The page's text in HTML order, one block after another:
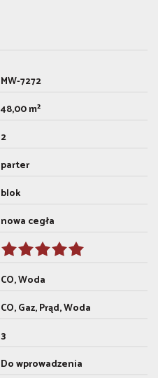
MW-7272
48,00 m²
2
parter
blok
nowa cegła
CO, Woda
CO, Gaz, Prąd, Woda
3
Do wprowadzenia